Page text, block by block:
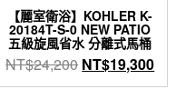
【麗室衛浴】KOHLER K-
20184T-S-0 NEW PATIO
五級旋風省水 分離式馬桶
NT$24,200 原
始
NT$19,300目
前